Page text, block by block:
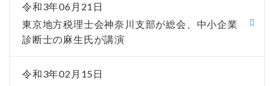
令和3年06月21日
東京地方税理士会神奈川支部が総会、中小企業
診断士の麻生氏が講演
令和3年02月15日